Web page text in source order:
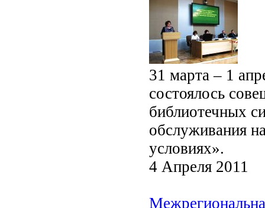
31 марта – 1
состоялось
библиотечных
обслуживания
условиях».
4 Апреля 2011